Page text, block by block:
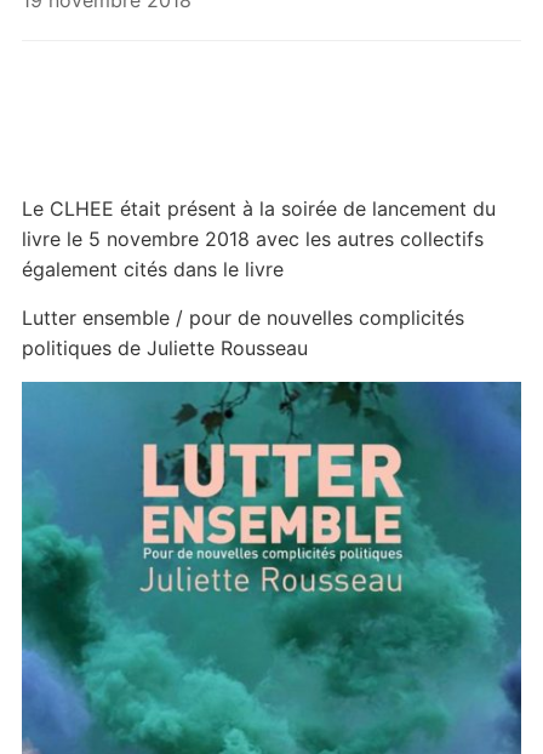
Le CLHEE était présent à la soirée de lancement du
livre le 5 novembre 2018 avec les autres collectifs
également cités dans le livre
Lutter ensemble / pour de nouvelles complicités
politiques de Juliette Rousseau